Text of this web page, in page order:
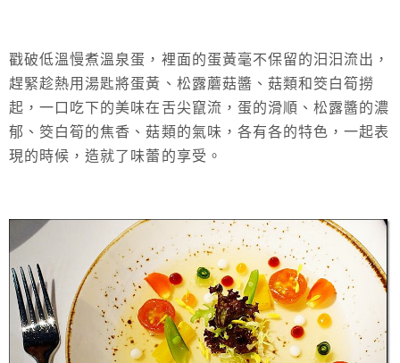
戳破低溫慢煮溫泉蛋，裡面的蛋黃毫不保留的汩汩流出，
趕緊趁熱用湯匙將蛋黃、松露蘑菇醬、菇類和筊白筍撈
起，一口吃下的美味在舌尖竄流，蛋的滑順、松露醬的濃
郁、筊白筍的焦香、菇類的氣味，各有各的特色，一起表
現的時候，造就了味蕾的享受。